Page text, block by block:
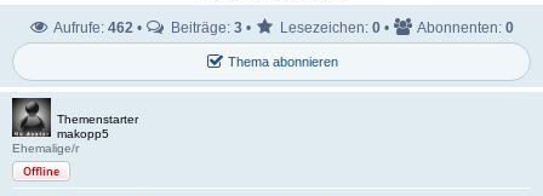
Thema abonnieren
Aufrufe: 462 • Beiträge: 3 • Lesezeichen: 0 • Abonnenten: 0
Themenstarter
makopp5
Ehemalige/r
Offline